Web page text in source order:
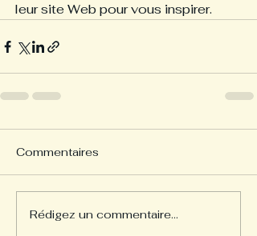
leur site Web pour vous inspirer.
Commentaires
Rédigez un commentaire...